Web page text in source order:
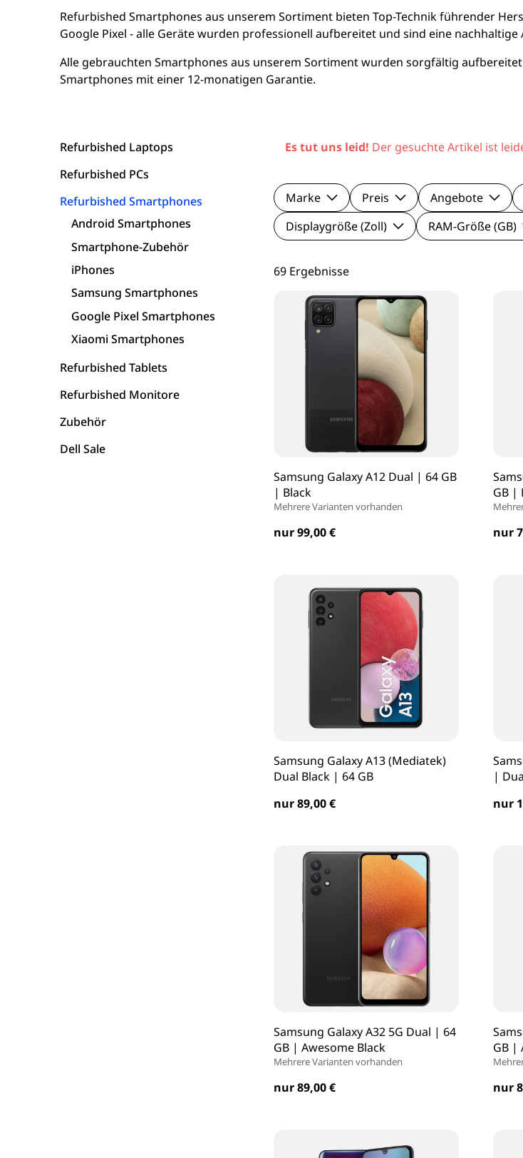
16 Zoll Laptops
Laptops ab 17 Zoll
Laptops mit WWAN / LTE
Workstation Laptops
Fujitsu Laptops
Microsoft Surface
Asus Laptops
Acer Laptops
Dell PCs
Fujitsu PCs
Xiaomi Smartphones
Refurbished Smartphones aus unserem Sortiment bieten Top-Technik führender
Google Pixel - alle Geräte wurden professionell aufbereitet und sind eine
Alle gebrauchten Smartphones aus unserem Sortiment wurden sorgfältig
Smartphones mit einer 12-monatigen Garantie.
Refurbished Laptops
Refurbished PCs
Refurbished Smartphones
Android Smartphones
Smartphone-Zubehör
iPhones
Samsung Smartphones
Google Pixel Smartphones
Xiaomi Smartphones
Refurbished Tablets
Refurbished Monitore
Zubehör
Dell Sale
Es tut uns leid! Der gesuchte Artikel ist
Marke Preis Angebote
Displaygröße (Zoll)
RAM-Größe (GB)
69 Ergebnisse
Samsung Galaxy A12 Dual | 64 GB
| Black
Mehrere Varianten vorhanden
nur 99,00 €
GB |
nur
Samsung Galaxy A13 (Mediatek)
Dual Black | 64 GB
nur 89,00 €
|
nur
Samsung Galaxy A32 5G Dual | 64
GB | Awesome Black
Mehrere Varianten vorhanden
nur 89,00 €
GB |
nur